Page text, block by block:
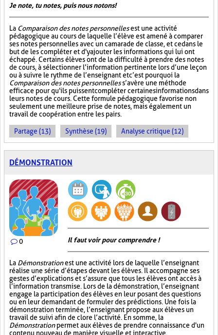
Je note, tu notes, puis nous notons!
La Comparaison des notes personnellesest une activité
pédagogique au cours de laquelle l’élève est amené à comparer
ses notes personnelles avec un camarade de classe, et ce dans le
but de les compléter et d'y ajouter les informations qui lui ont
échappé. Certains élèves ont de la difficulté à prendre des notes
de cours, à sélectionner l’information pertinente lors d’une leçon
ou à suivre le rythme de l’enseignant et c’est pourquoi la
Comparaison des notes personnelless’avère une méthode
efficace pour qu'ils puissent compléter certaines informations dans
leurs notes de cours. Cette formule pédagogique favorise non
seulement une meilleure prise de notes, mais également un
travail de coopération entre les pairs.
Partage (13) Synthèse (19) Analyse critique (12)
DÉMONSTRATION
0 Il faut voir pour comprendre !
La Démonstrationest une activité lors de laquelle l’enseignant
réalise une série d’étapes devant les élèves. Il accompagne ses
gestes d’explications et s’assure que tous les élèves ont accès à
l’information transmise. Lors de la démonstration, l’enseignant
engage la participation des élèves en leur posant des questions
ou en leur demandant de formuler des prédictions. Une fois la
démonstration terminée, l’enseignant propose aux élèves un
travail de suivi afin de clore l’activité. En somme, la
Démonstrationpermet aux élèves de prendre connaissance d'un
contenu nouveau de manière visuelle et interactive.